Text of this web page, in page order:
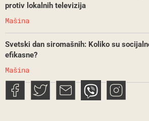
protiv lokalnih televizija
Mašina
Svetski dan siromašnih: Koliko su
efikasne?
Mašina